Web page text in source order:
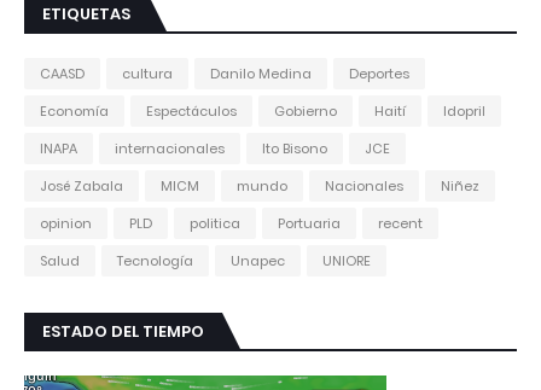
ETIQUETAS
CAASD cultura Danilo Medina
Deportes
Economía
Espectáculos Gobierno Haití
Idopril
INAPA
internacionales Ito Bisono
JCE
José Zabala
MICM mundo Nacionales
Niñez
opinion
PLD politica Portuaria
recent
Salud
Tecnología Unapec UNIORE
ESTADO DEL TIEMPO